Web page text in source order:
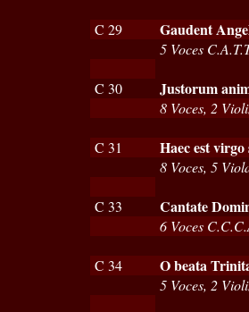
C 29 Gaudent
5 Voces
C 30 Justorum
8 Voces, 2
C 31 Haec est virgo
8 Voces, 5
C 33 Cantate
6 Voces
C 34 O beata
5 Voces, 2